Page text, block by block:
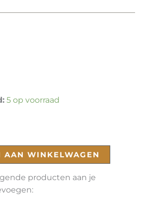
5 op voorraad
AAN WINKELWAGEN
producten aan je